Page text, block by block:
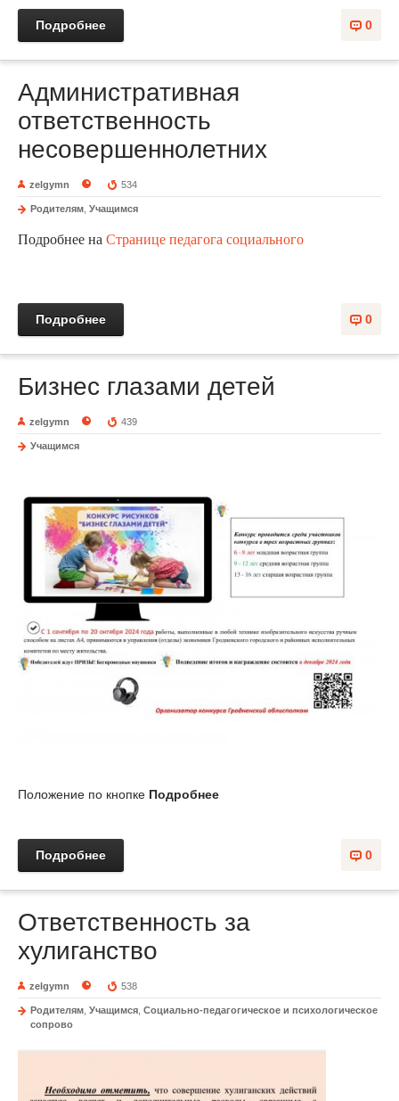
0
Подробнее
Административная
ответственность
несовершеннолетних
zelgymn 534
Родителям Учащимся
Подробнее на Странице педагога социального
0
Подробнее
Бизнес глазами детей
zelgymn 439
Учащимся
Положение по кнопке Подробнее
0
Подробнее
Ответственность за
хулиганство
zelgymn 538
Родителям Учащимся Социально-педагогическое и психологическое
сопрово